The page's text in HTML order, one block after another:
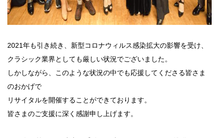
2021年も引き続き、新型コロナウィルス感染拡大の影響を受け、
クラシック業界としても厳しい状況でございました。
しかしながら、このような状況の中でも応援してくださる皆さま
のおかげで
リサイタルを開催することができております。
皆さまのご支援に深く感謝申し上げます。